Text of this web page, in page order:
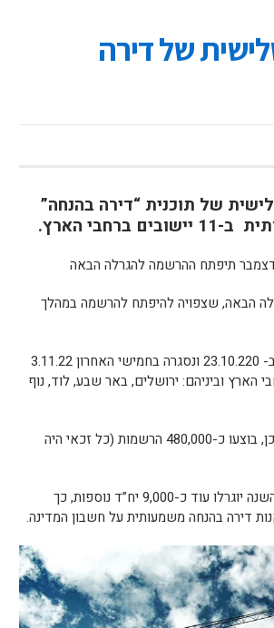
של דירה
של תוכנית “דירה בהנחה”
דצמבר תיפתח ההרשמה להגרלה הבאה
להגרלה הבאה, שצפויה להיפתח להרשמה במהלך
ההרשמה להגרלה השלישית בתוכניות דירה בהנחה נפתחה להרשמה ב- 23.10.220 ונסגרה בחמישי האחרון 3.11.22
כ-3,300 יחידות דיור ב-11 יישובים ברחבי הארץ וביניהם: ירושלים, באר שבע, לוד, נוף
כמו כן, בוצעו כ-480,000 הרשמות (כל זכאי היה
הגרלה זאת מצטרפת להגרלות קודמות של דירות בהנחה, ועד לסוף השנה יוגרלו עוד כ-9,000 יח”ד נוספות, כך